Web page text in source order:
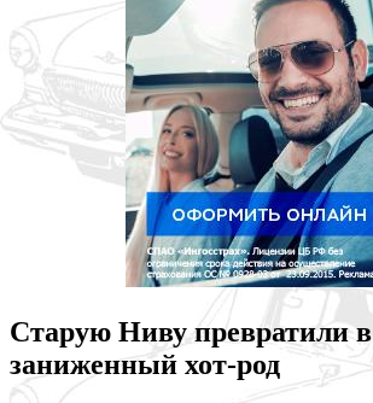
Старую Ниву превратили в
заниженный хот-род